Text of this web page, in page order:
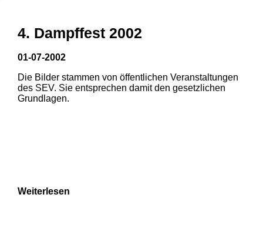
4. Dampffest 2002
01-07-2002
Die Bilder stammen von öffentlichen Veranstaltungen
des SEV. Sie entsprechen damit den gesetzlichen
Grundlagen.
Weiterlesen